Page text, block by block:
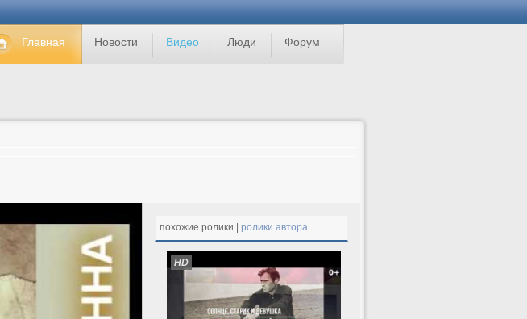
Главная Новости Видео Люди Форум
похожие ролики | ролики автора
HD